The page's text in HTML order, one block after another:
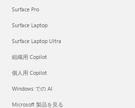
Surface Pro
Surface Laptop
Surface Laptop Ultra
組織用 Copilot
個人用 Copilot
Windows での AI
Microsoft 製品を見る